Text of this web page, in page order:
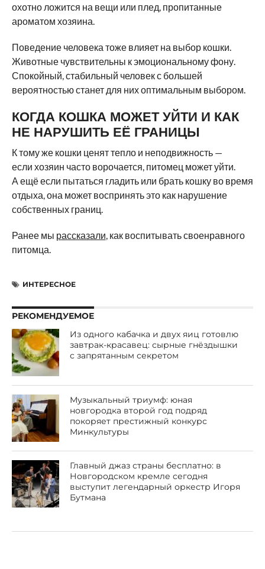
охотно ложится на вещи или плед, пропитанные
ароматом хозяина.
Поведение человека тоже влияет на выбор кошки.
Животные чувствительны к эмоциональному фону.
Спокойный, стабильный человек с большей
вероятностью станет для них оптимальным выбором.
КОГДА КОШКА МОЖЕТ УЙТИ И КАК
НЕ НАРУШИТЬ ЕЁ ГРАНИЦЫ
К тому же кошки ценят тепло и неподвижность —
если хозяин часто ворочается, питомец может уйти.
А ещё если пытаться гладить или брать кошку во время
отдыха, она может воспринять это как нарушение
собственных границ.
Ранее мы рассказали , как воспитывать своенравного
питомца.
ИНТЕРЕСНОЕ
РЕКОМЕНДУЕМОЕ
Из одного кабачка и двух яиц готовлю
завтрак-красавец: сырные гнёздышки
с запрятанным секретом
Музыкальный триумф: юная
новгородка второй год подряд
покоряет престижный конкурс
Минкультуры
Главный джаз страны бесплатно: в
Новгородском кремле сегодня
выступит легендарный оркестр Игоря
Бутмана